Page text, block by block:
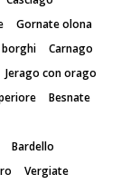
Gornate olona
borghi
Carnago
Jerago con orago
Besnate
Bardello
Vergiate